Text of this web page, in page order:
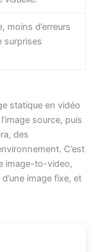
moins d’erreurs
surprises
statique en vidéo
source, puis
des
C’est
image-to-video,
image fixe, et